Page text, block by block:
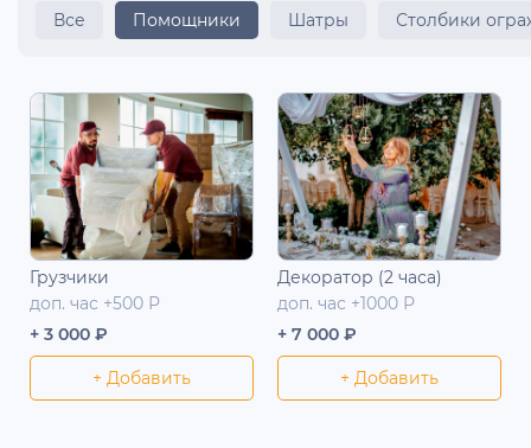
Все Помощники Шатры Столбики
Грузчики
доп. час +500 Р
+ 3 000 ₽
+ Добавить
Декоратор (2 часа)
доп. час +1000 Р
+ 7 000 ₽
+ Добавить